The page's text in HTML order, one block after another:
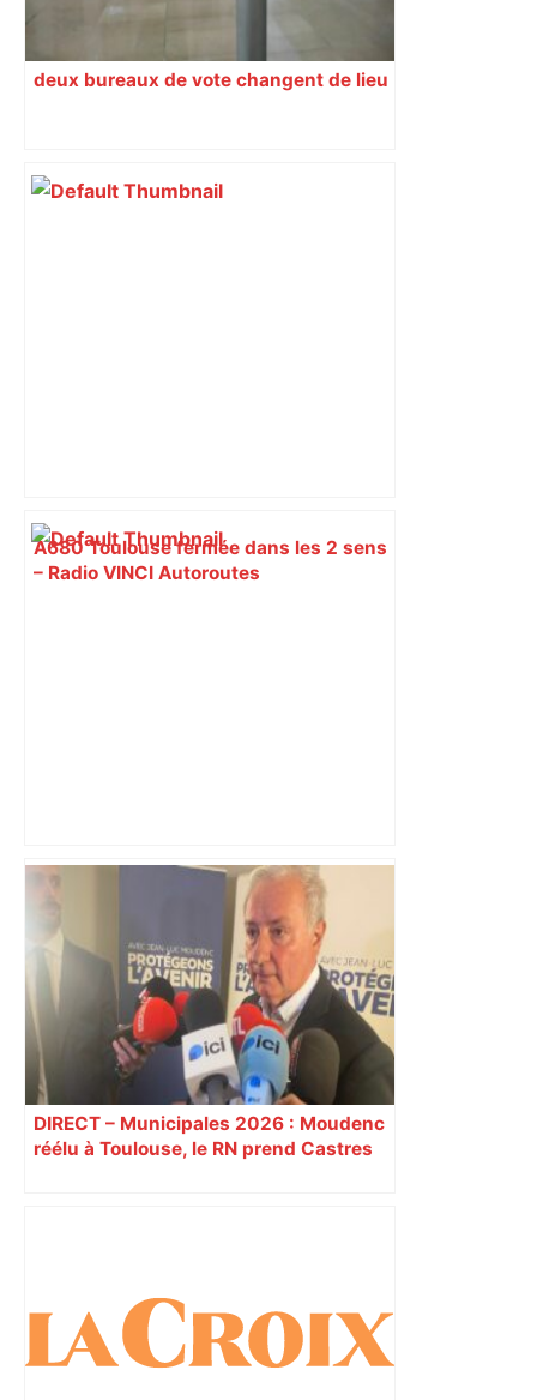
deux bureaux de vote changent de lieu
A680 Toulouse fermée dans les 2 sens
– Radio VINCI Autoroutes
"C’est l’une des plus fortes
fréquentations du circuit" : Toulouse
est-elle la capitale du poker amateur –
ladepeche.fr
DIRECT – Municipales 2026 : Moudenc
réélu à Toulouse, le RN prend Castres